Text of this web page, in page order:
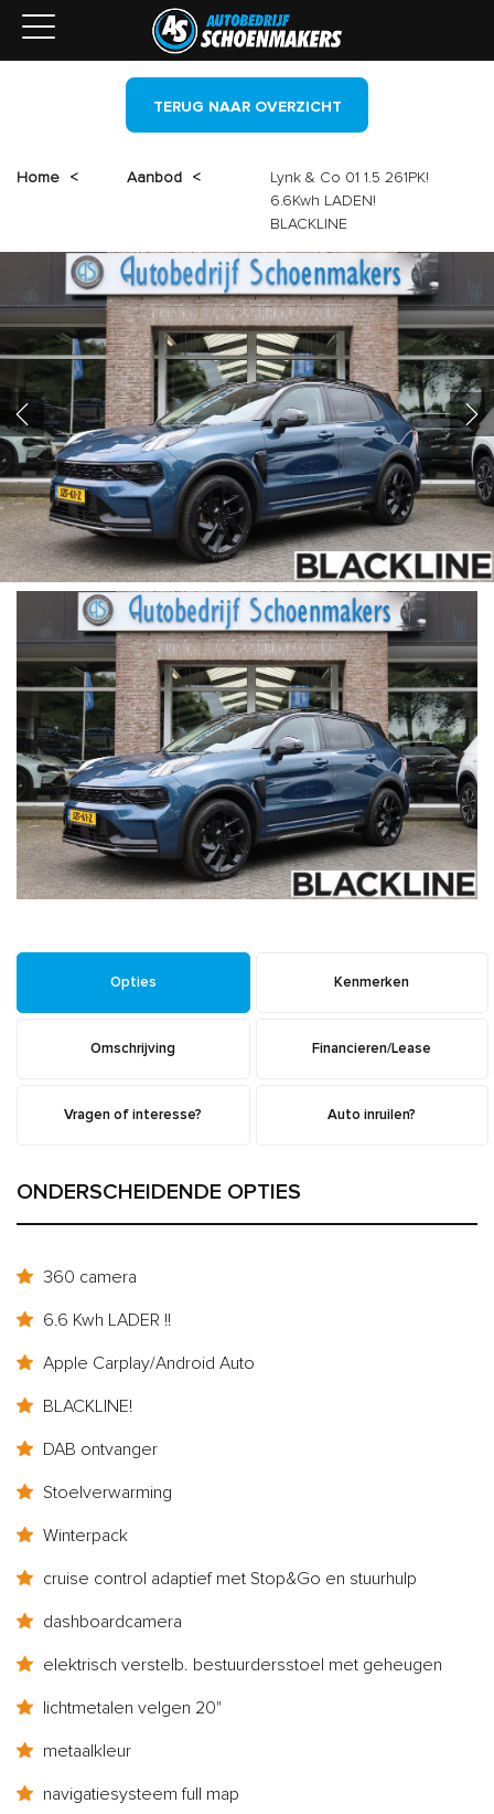
TERUG NAAR OVERZICHT
Home < Aanbod <
Lynk & Co 01 1.5 261PK!
6.6Kwh LADEN!
BLACKLINE
Opties Kenmerken
Omschrijving Financieren/Lease
Vragen of interesse? Auto inruilen?
ONDERSCHEIDENDE OPTIES
360 camera
6.6 Kwh LADER !!
Apple Carplay/Android Auto
BLACKLINE!
DAB ontvanger
Stoelverwarming
Winterpack
cruise control adaptief met Stop&Go en stuurhulp
dashboardcamera
elektrisch verstelb. bestuurdersstoel met geheugen
lichtmetalen velgen 20"
metaalkleur
navigatiesysteem full map